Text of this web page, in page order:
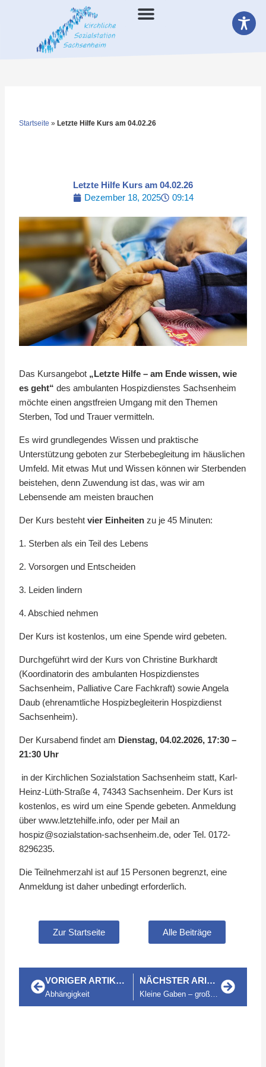
Startseite » Letzte Hilfe Kurs am 04.02.26
Letzte Hilfe Kurs am 04.02.26
Dezember 18, 2025
09:14
Das Kursangebot „Letzte Hilfe – am Ende wissen, wie
es geht“des ambulanten Hospizdienstes Sachsenheim
möchte einen angstfreien Umgang mit den Themen
Sterben, Tod und Trauer vermitteln.
Es wird grundlegendes Wissen und praktische
Unterstützung geboten zur Sterbebegleitung im häuslichen
Umfeld. Mit etwas Mut und Wissen können wir Sterbenden
beistehen, denn Zuwendung ist das, was wir am
Lebensende am meisten brauchen
Der Kurs bestehtvier Einheitenzu je 45 Minuten:
1. Sterben als ein Teil des Lebens
2. Vorsorgen und Entscheiden
3. Leiden lindern
4. Abschied nehmen
Der Kurs ist kostenlos, um eine Spende wird gebeten.
Durchgeführt wird der Kurs von Christine Burkhardt
(Koordinatorin des ambulanten Hospizdienstes
Sachsenheim, Palliative Care Fachkraft) sowie Angela
Daub (ehrenamtliche Hospizbegleiterin Hospizdienst
Sachsenheim).
Der Kursabend findet am Dienstag, 04.02.2026, 17:30 –
21:30 Uhr
in der Kirchlichen Sozialstation Sachsenheim statt, Karl-
Heinz-Lüth-Straße 4, 74343 Sachsenheim. Der Kurs ist
kostenlos, es wird um eine Spende gebeten. Anmeldung
über www.letztehilfe.info, oder per Mail an
hospiz@sozialstation-sachsenheim.de, oder Tel. 0172-
8296235.
Die Teilnehmerzahl ist auf 15 Personen begrenzt, eine
Anmeldung ist daher unbedingt erforderlich.
Zur Startseite Alle Beiträge
Zurück VORIGER ARTIKEL
Abhängigkeit
NÄCHSTER ARIKEL
Kleine Gaben – große Freude